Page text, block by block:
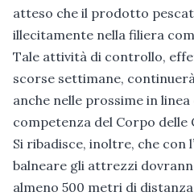
atteso che il prodotto
illecitamente nella filiera
Tale attività di controllo,
scorse settimane,
anche nelle prossime in
competenza del Corpo delle
Si ribadisce, inoltre, che con
balneare gli attrezzi
almeno 500 metri di